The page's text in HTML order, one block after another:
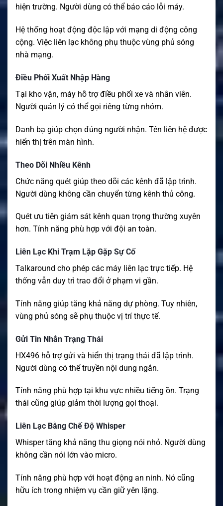
hiện trường. Người dùng có thể báo cáo lỗi máy.
Hệ thống hoạt động độc lập với mạng di động công
cộng. Việc liên lạc không phụ thuộc vùng phủ sóng
nhà mạng.
Điều Phối Xuất Nhập Hàng
Tại kho vận, máy hỗ trợ điều phối xe và nhân viên.
Người quản lý có thể gọi riêng từng nhóm.
Danh bạ giúp chọn đúng người nhận. Tên liên hệ được
hiển thị trên màn hình.
Theo Dõi Nhiều Kênh
Chức năng quét giúp theo dõi các kênh đã lập trình.
Người dùng không cần chuyển từng kênh thủ công.
Quét ưu tiên giám sát kênh quan trọng thường xuyên
hơn. Tính năng phù hợp với đội an toàn.
Liên Lạc Khi Trạm Lặp Gặp Sự Cố
Talkaround cho phép các máy liên lạc trực tiếp. Hệ
thống vẫn duy trì trao đổi ở phạm vi gần.
Tính năng giúp tăng khả năng dự phòng. Tuy nhiên,
vùng phủ sóng sẽ phụ thuộc vị trí thực tế.
Gửi Tin Nhắn Trạng Thái
HX496 hỗ trợ gửi và hiển thị trạng thái đã lập trình.
Người dùng có thể truyền nội dung ngắn.
Tính năng phù hợp tại khu vực nhiều tiếng ồn. Trạng
thái cũng giúp giảm thời lượng gọi thoại.
Liên Lạc Bằng Chế Độ Whisper
Whisper tăng khả năng thu giọng nói nhỏ. Người dùng
không cần nói lớn vào micro.
Tính năng phù hợp với hoạt động an ninh. Nó cũng
hữu ích trong nhiệm vụ cần giữ yên lặng.